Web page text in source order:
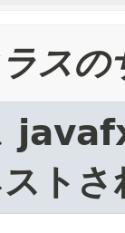
スの
ト